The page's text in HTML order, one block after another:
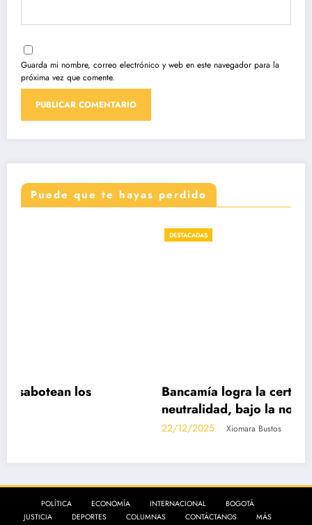
Guarda mi nombre, correo electrónico y web en este navegador para la
próxima vez que comente.
Puede que te hayas perdido
Bancamía logra la certificación carbono
neutralidad, bajo la norma internacional
Xiomara Bustos
POLÍTICA ECONOMÍA INTERNACIONAL
BOGOTÁ
JUSTICIA
DEPORTES COLUMNAS CONTÁCTANOS MÁS